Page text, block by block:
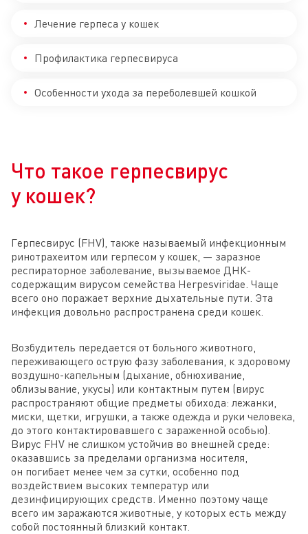
Лечение герпеса у кошек
Профилактика герпесвируса
Особенности ухода за переболевшей кошкой
Что такое герпесвирус
у кошек?
Герпесвирус (FHV), также называемый инфекционным
ринотрахеитом или герпесом у кошек, — заразное
респираторное заболевание, вызываемое ДНК-
содержащим вирусом семейства Herpesviridae. Чаще
всего оно поражает верхние дыхательные пути. Эта
инфекция довольно распространена среди кошек.
Возбудитель передается от больного животного,
переживающего острую фазу заболевания, к здоровому
воздушно-капельным (дыхание, обнюхивание,
облизывание, укусы) или контактным путем (вирус
распространяют общие предметы обихода: лежанки,
миски, щетки, игрушки, а также одежда и руки человека,
до этого контактировавшего с зараженной особью).
Вирус FHV не слишком устойчив во внешней среде:
оказавшись за пределами организма носителя,
он погибает менее чем за сутки, особенно под
воздействием высоких температур или
дезинфицирующих средств. Именно поэтому чаще
всего им заражаются животные, у которых есть между
собой постоянный близкий контакт.